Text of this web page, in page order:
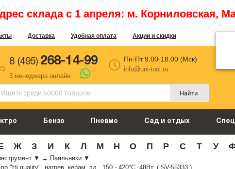
склада с 1 апреля: м. Корниловская,
Доставка Удобная оплата Акции и скидки
8 (495) 268-14-99
3 менеджера онлайн
Пн-Пт 9.00-18.00 (Мск)
info@uni-tool.ru
Найти
Бензо Пневмо Сад и отдых
Ж З И К Л М Н О П Р С Т У
▼ → Паяльники ▼
"Hi quality", нагрев. керам. эл., 150 - 420°C, 48Вт, ( SV-55333 )